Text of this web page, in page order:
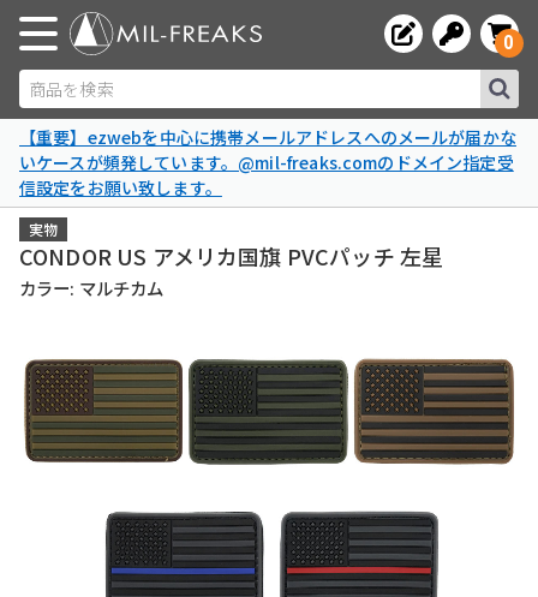
商品を検索
0
【重要】ezwebを中心に携帯メールアドレスへのメールが届かな
いケースが頻発しています。@mil-freaks.comのドメイン指定受
信設定をお願い致します。
実物
CONDOR US アメリカ国旗 PVCパッチ 左星
カラー: マルチカム